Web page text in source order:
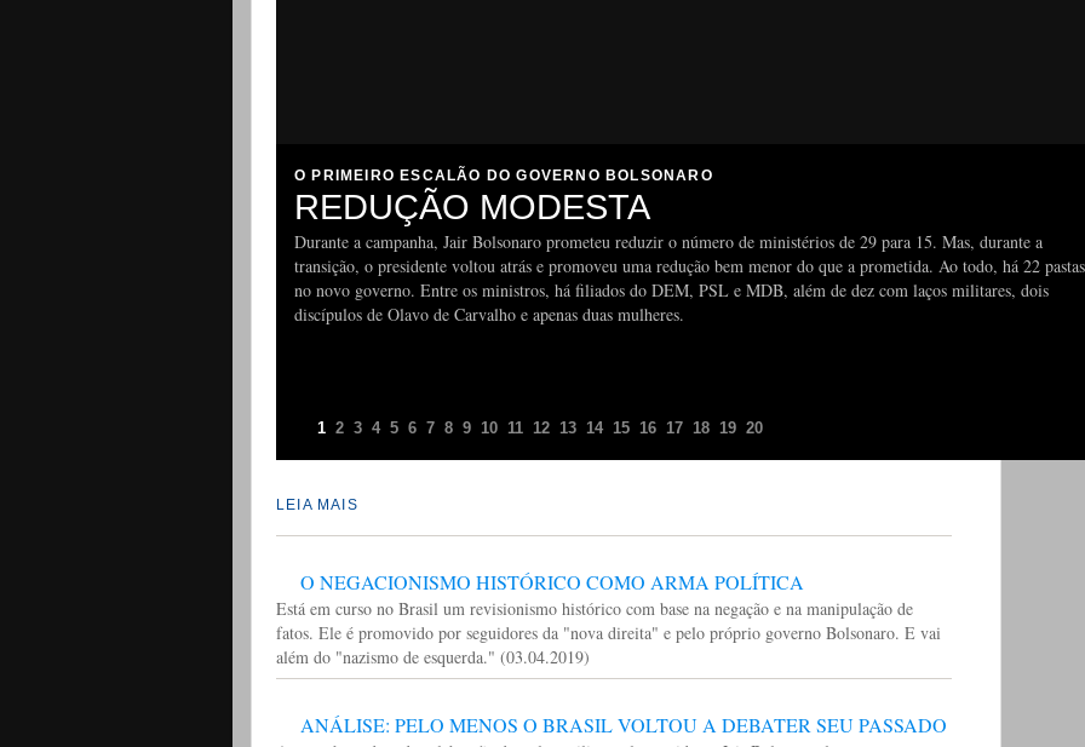
O PRIMEIRO ESCALÃO DO GOVERNO BOLSONARO
REDUÇÃO MODESTA
Durante a campanha, Jair Bolsonaro prometeu reduzir o número de ministérios de 29 para 15. Mas, durante a
transição, o presidente voltou atrás e promoveu uma redução bem menor do que a prometida. Ao todo, há 22 pastas
no novo governo. Entre os ministros, há filiados do DEM, PSL e MDB, além de dez com laços militares, dois
discípulos de Olavo de Carvalho e apenas duas mulheres.
1 2 3 4 5 6 7 8 9 10 11 12 13 14 15 16 17 18 19 20
LEIA MAIS
O NEGACIONISMO HISTÓRICO COMO ARMA POLÍTICA
Está em curso no Brasil um revisionismo histórico com base na negação e na manipulação de
fatos. Ele é promovido por seguidores da "nova direita" e pelo próprio governo Bolsonaro. E vai
além do "nazismo de esquerda." (03.04.2019)
ANÁLISE: PELO MENOS O BRASIL VOLTOU A DEBATER SEU PASSADO